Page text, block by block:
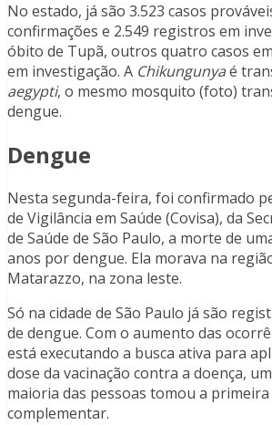
No estado, já são 3.523 casos
confirmações e 2.549 registros em
óbito de Tupã, outros quatro casos
em investigação. A Chikungunyaé
aegypti, o mesmo mosquito (foto)
dengue.
Dengue
Nesta segunda-feira, foi confirmado
de Vigilância em Saúde (Covisa), da
de Saúde de São Paulo, a morte de
anos por dengue. Ela morava na
Matarazzo, na zona leste.
Só na cidade de São Paulo já são
de dengue. Com o aumento das
está executando a busca ativa para
dose da vacinação contra a doença,
maioria das pessoas tomou a primeira
complementar.